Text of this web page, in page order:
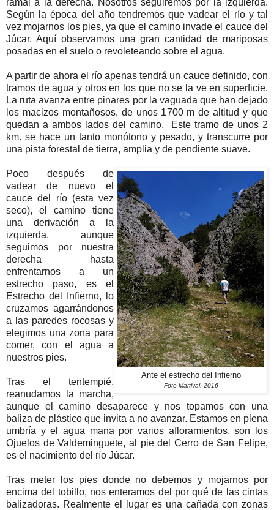
Según la época del año tendremos que vadear el río y tal
vez mojarnos los pies, ya que el camino invade el cauce del
Júcar. Aquí observamos una gran cantidad de mariposas
posadas en el suelo o revoleteando sobre el agua.
A partir de ahora el río apenas tendrá un cauce definido, con
tramos de agua y otros en los que no se la ve en superficie.
La ruta avanza entre pinares por la vaguada que han dejado
los macizos montañosos, de unos 1700 m de altitud y que
quedan a ambos lados del camino. Este tramo de unos 2
km. se hace un tanto monótono y pesado, y transcurre por
una pista forestal de tierra, amplia y de pendiente suave.
Ante el estrecho del Infierno
Foto Martival, 2016
Poco después de
vadear de nuevo el
cauce del río (esta vez
seco), el camino tiene
una derivación a la
izquierda, aunque
seguimos por nuestra
derecha hasta
enfrentarnos a un
estrecho paso, es el
Estrecho del Infierno, lo
cruzamos agarrándonos
a las paredes rocosas y
elegimos una zona para
comer, con el agua a
nuestros pies.
Tras el tentempié,
reanudamos la marcha,
aunque el camino desaparece y nos topamos con una
baliza de plástico que invita a no avanzar. Estamos en plena
umbría y el agua mana por varios afloramientos, son los
Ojuelos de Valdeminguete, al pie del Cerro de San Felipe,
es el nacimiento del río Júcar.
Tras meter los pies donde no debemos y mojarnos por
encima del tobillo, nos enteramos del por qué de las cintas
balizadoras. Realmente el lugar es una cañada con zonas